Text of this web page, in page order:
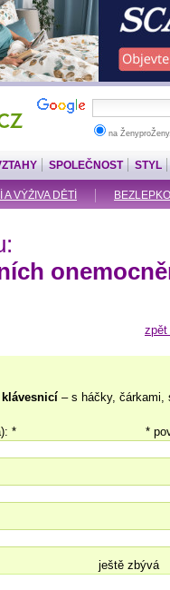
na
A VÝŽIVA DĚTÍ
SPOLEČNOST STYL
zpět
– s háčky, čárkami,
*
*
ještě zbývá